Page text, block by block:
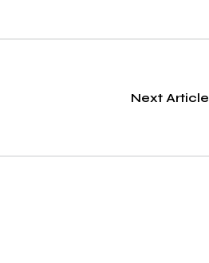
Next Article